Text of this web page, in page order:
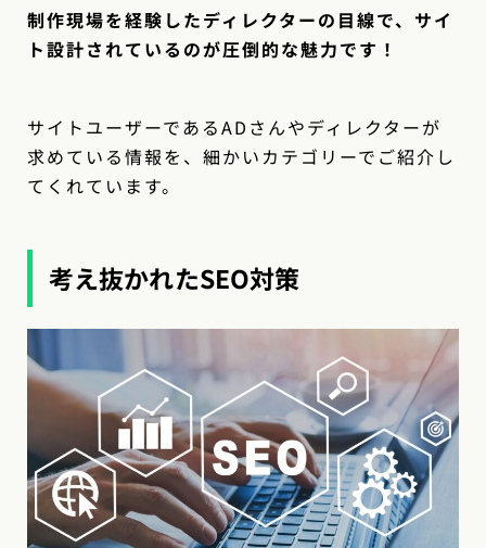
制作現場を経験したディレクターの目線で、サイ
ト設計されているのが圧倒的な魅力です！
サイトユーザーであるADさんやディレクターが
求めている情報を、細かいカテゴリーでご紹介し
てくれています。
考え抜かれたSEO対策